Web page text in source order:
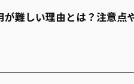
が難しい理由とは？注意点